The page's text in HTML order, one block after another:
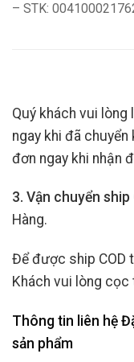
– STK:
Quý khách vui lòng
ngay khi đã
đơn ngay khi nhận
3. Vận chuyển ship
Hàng.
Để được ship COD
Khách vui lòng
Thông tin liên hệ
sản phẩm